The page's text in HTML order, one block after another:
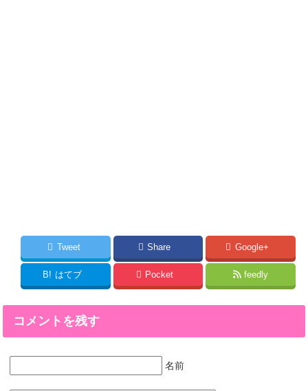
Tweet Share Google+
B! はてブ Pocket feedly
コメントを残す
名前